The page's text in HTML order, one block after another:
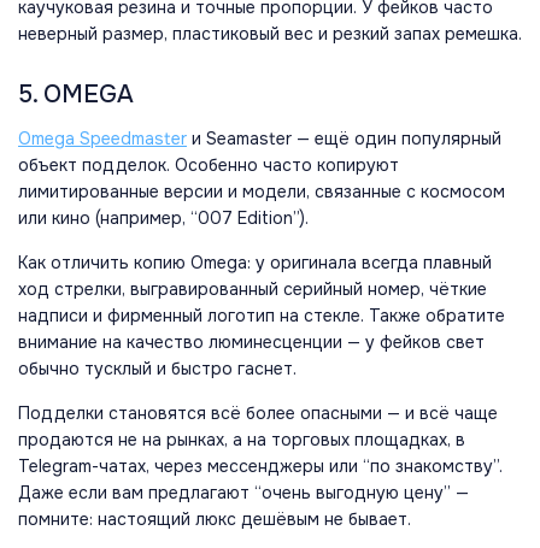
каучуковая резина и точные пропорции. У фейков часто
неверный размер, пластиковый вес и резкий запах ремешка.
5. OMEGA
Omega Speedmaster и Seamaster — ещё один популярный
объект подделок. Особенно часто копируют
лимитированные версии и модели, связанные с космосом
или кино (например, “007 Edition”).
Как отличить копию Omega: у оригинала всегда плавный
ход стрелки, выгравированный серийный номер, чёткие
надписи и фирменный логотип на стекле. Также обратите
внимание на качество люминесценции — у фейков свет
обычно тусклый и быстро гаснет.
Подделки становятся всё более опасными — и всё чаще
продаются не на рынках, а на торговых площадках, в
Telegram-чатах, через мессенджеры или “по знакомству”.
Даже если вам предлагают “очень выгодную цену” —
помните: настоящий люкс дешёвым не бывает.